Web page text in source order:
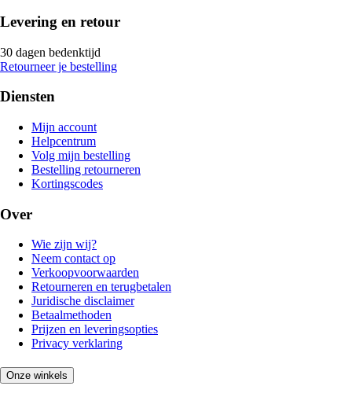
Levering en retour
30 dagen bedenktijd
Retourneer je bestelling
Diensten
Mijn account
Helpcentrum
Volg mijn bestelling
Bestelling retourneren
Kortingscodes
Over
Wie zijn wij?
Neem contact op
Verkoopvoorwaarden
Retourneren en terugbetalen
Juridische disclaimer
Betaalmethoden
Prijzen en leveringsopties
Privacy verklaring
Onze winkels